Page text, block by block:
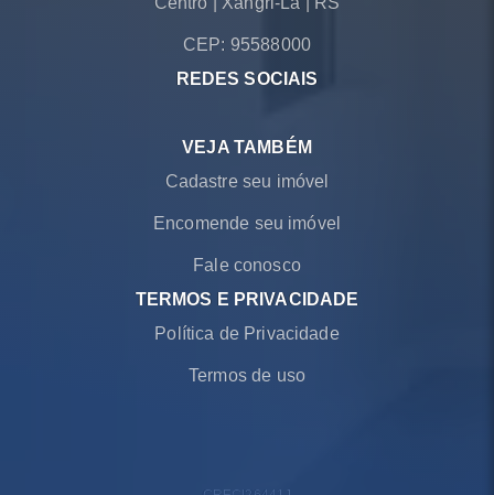
CEP: 95588000
REDES SOCIAIS
VEJA TAMBÉM
Cadastre seu imóvel
Encomende seu imóvel
Fale conosco
TERMOS E PRIVACIDADE
Política de Privacidade
Termos de uso